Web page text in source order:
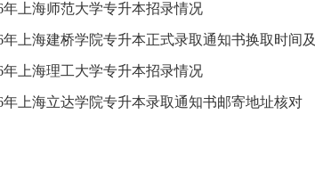
年上海师范大学专升本招录情况
年上海建桥学院专升本正式录取通知书换取时间及
年上海理工大学专升本招录情况
年上海立达学院专升本录取通知书邮寄地址核对